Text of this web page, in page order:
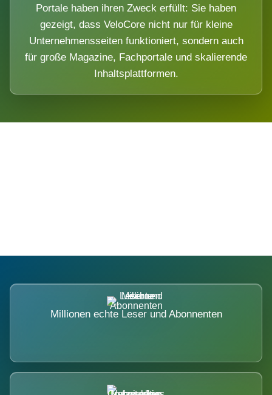
Portale haben ihren Zweck erfüllt: Sie haben
gezeigt, dass VeloCore nicht nur für kleine
Unternehmensseiten funktioniert, sondern auch
für große Magazine, Fachportale und skalierende
Inhaltsplattformen.
Millionen echte Leser und Abonnenten